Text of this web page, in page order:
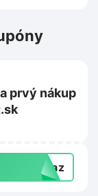
prvý nákup
dkaz